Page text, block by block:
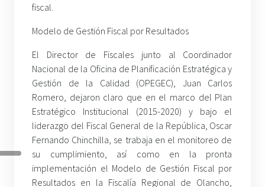
fiscal.
Modelo de Gestión Fiscal por Resultados
El Director de Fiscales junto al Coordinador
Nacional de la Oficina de Planificación Estratégica y
Gestión de la Calidad (OPEGEC), Juan Carlos
Romero, dejaron claro que en el marco del Plan
Estratégico Institucional (2015-2020) y bajo el
liderazgo del Fiscal General de la República, Oscar
Fernando Chinchilla, se trabaja en el monitoreo de
su cumplimiento, así como en la pronta
implementación el Modelo de Gestión Fiscal por
Resultados en la Fiscalía Regional de Olancho,